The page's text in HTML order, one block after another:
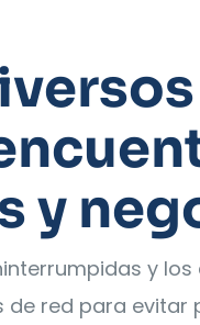
y
y
de red para